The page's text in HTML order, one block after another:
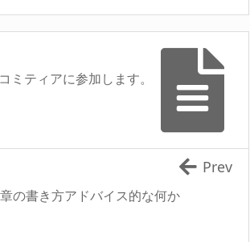
コミティアに参加します。
の書き方アドバイス的な何か
Prev